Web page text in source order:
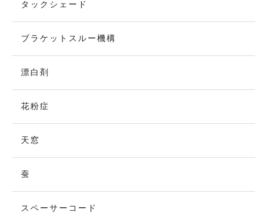
タックシェード
ブラケットスルー機構
漂白剤
花粉症
天窓
蚕
スペーサーコード